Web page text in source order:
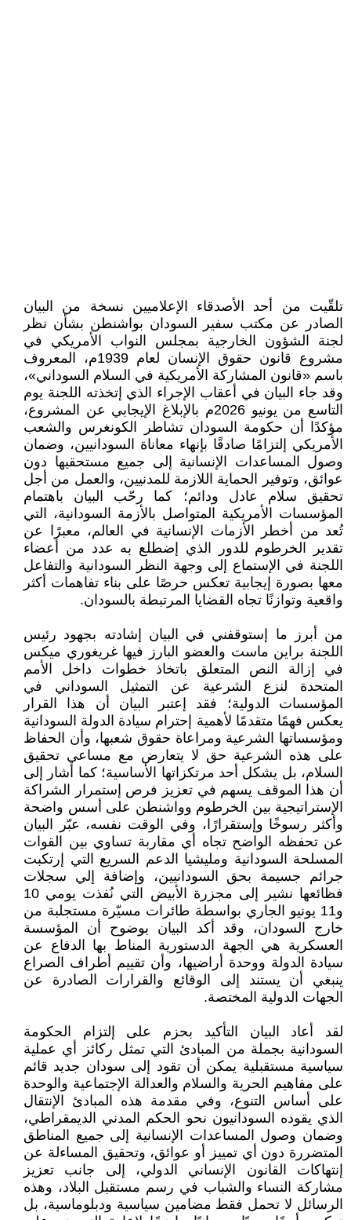
تلقّيت من أحد الأصدقاء الإعلاميين نسخة من البيان
الصادر عن مكتب سفير السودان بواشنطن بشأن نظر
لجنة الشؤون الخارجية بمجلس النواب الأمريكي في
مشروع قانون حقوق الإنسان لعام 1939م، المعروف
باسم «قانون المشاركة الأمريكية في السلام السوداني»،
وقد جاء البيان في أعقاب الإجراء الذي إتخذته اللجنة يوم
التاسع من يونيو 2026م بالإبلاغ الإيجابي عن المشروع،
مؤكدًا أن حكومة السودان تشاطر الكونغرس والشعب
الأمريكي إلتزامًا صادقًا بإنهاء معاناة السودانيين، وضمان
وصول المساعدات الإنسانية إلى جميع مستحقيها دون
عوائق، وتوفير الحماية اللازمة للمدنيين، والعمل من أجل
تحقيق سلام عادل ودائم؛ كما رحّب البيان باهتمام
المؤسسات الأمريكية المتواصل بالأزمة السودانية، التي
تُعد من أخطر الأزمات الإنسانية في العالم، معبرًا عن
تقدير الخرطوم للدور الذي إضطلع به عدد من أعضاء
اللجنة في الإستماع إلى وجهة النظر السودانية والتفاعل
معها بصورة إيجابية تعكس حرصًا على بناء تفاهمات أكثر
واقعية وتوازنًا تجاه القضايا المرتبطة بالسودان.
من أبرز ما إستوقفني في البيان إشادته بجهود رئيس
اللجنة براين ماست والعضو البارز فيها غريغوري ميكس
في إزالة النص المتعلق باتخاذ خطوات داخل الأمم
المتحدة لنزع الشرعية عن التمثيل السوداني في
المؤسسات الدولية؛ فقد إعتبر البيان أن هذا القرار
يعكس فهمًا متقدمًا لأهمية إحترام سيادة الدولة السودانية
ومؤسساتها الشرعية ومراعاة حقوق شعبها، وأن الحفاظ
على هذه الشرعية حق لا يتعارض مع مساعي تحقيق
السلام، بل يشكل أحد مرتكزاتها الأساسية؛ كما أشار إلى
أن هذا الموقف يسهم في تعزيز فرص إستمرار الشراكة
الإستراتيجية بين الخرطوم وواشنطن على أسس واضحة
وأكثر رسوخًا وإستقرارًا، وفي الوقت نفسه، عبّر البيان
عن تحفظه الواضح تجاه أي مقاربة تساوي بين القوات
المسلحة السودانية ومليشيا الدعم السريع التي إرتكبت
جرائم جسيمة بحق السودانيين، وإضافة إلي سجلات
فظائعها نشير إلى مجزرة الأبيض التي نُفذت يومي 10
و11 يونيو الجاري بواسطة طائرات مسيّرة مستجلبة من
خارج السودان، وقد أكد البيان بوضوح أن المؤسسة
العسكرية هي الجهة الدستورية المناط بها الدفاع عن
سيادة الدولة ووحدة أراضيها، وأن تقييم أطراف الصراع
ينبغي أن يستند إلى الوقائع والقرارات الصادرة عن
الجهات الدولية المختصة.
لقد أعاد البيان التأكيد بحزم على إلتزام الحكومة
السودانية بجملة من المبادئ التي تمثل ركائز أي عملية
سياسية مستقبلية يمكن أن تقود إلى سودان جديد قائم
على مفاهيم الحرية والسلام والعدالة الإجتماعية والوحدة
على أساس التنوع، وفي مقدمة هذه المبادئ الإنتقال
الذي يقوده السودانيون نحو الحكم المدني الديمقراطي،
وضمان وصول المساعدات الإنسانية إلى جميع المناطق
المتضررة دون أي تمييز أو عوائق، وتحقيق المساءلة عن
إنتهاكات القانون الإنساني الدولي، إلى جانب تعزيز
مشاركة النساء والشباب في رسم مستقبل البلاد، وهذه
الرسائل لا تحمل فقط مضامين سياسية ودبلوماسية، بل